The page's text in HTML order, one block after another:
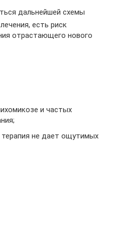
дальнейшей схемы
есть риск
отрастающего нового
и частых
терапия не дает ощутимых